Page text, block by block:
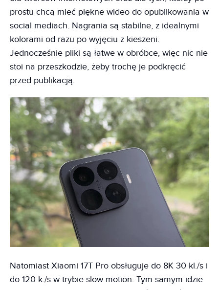
prostu chcą mieć piękne wideo do opublikowania w
social mediach. Nagrania są stabilne, z idealnymi
kolorami od razu po wyjęciu z kieszeni.
Jednocześnie pliki są łatwe w obróbce, więc nic nie
stoi na przeszkodzie, żeby trochę je podkręcić
przed publikacją.
Natomiast Xiaomi 17T Pro obsługuje do 8K 30 kl./s i
do 120 k./s w trybie slow motion. Tym samym idzie